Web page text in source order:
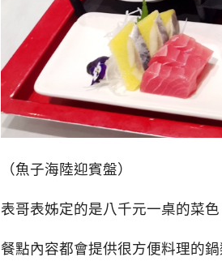
（魚子海陸迎賓盤）
表哥表姊定的是八千元一桌的菜
餐點內容都會提供很方便料理的